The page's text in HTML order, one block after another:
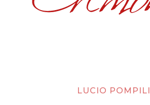
LUCIO POMPILI